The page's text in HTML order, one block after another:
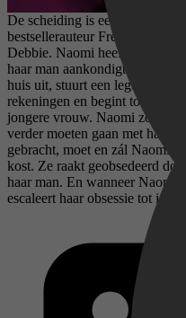
De scheiding is een
bestsellerauteur Freida
Debbie. Naomi heeft het
haar man aankondigt dat hij
huis uit, stuurt een leger aan
rekeningen en begint tot
jongere vrouw. Naomi zou haar
verder moeten gaan met haar
gebracht, moet en zál Naomi
kost. Ze raakt geobsedeerd
haar man. En wanneer Naomi
escaleert haar obsessie tot iets